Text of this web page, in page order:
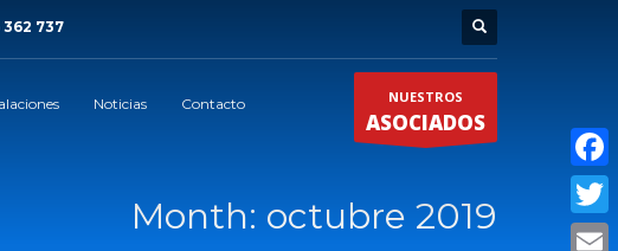
362 737
Noticias Contacto NUESTROS
ASOCIADOS
Month: octubre 2019 Twitter